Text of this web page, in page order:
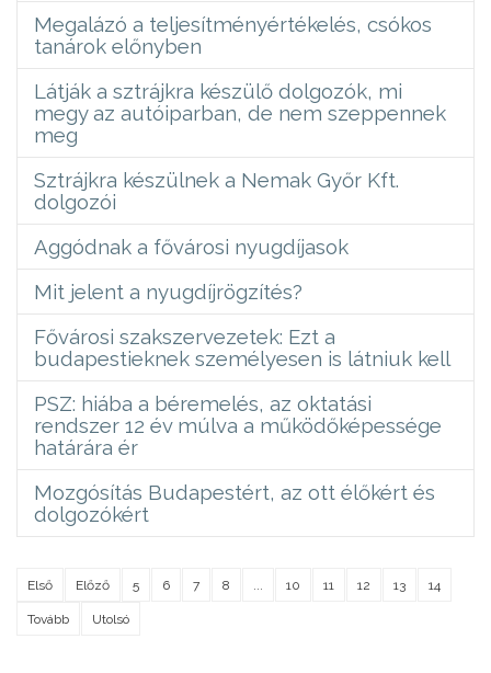
Megalázó a teljesítményértékelés, csókos
tanárok előnyben
Látják a sztrájkra készülő dolgozók, mi
megy az autóiparban, de nem szeppennek
meg
Sztrájkra készülnek a Nemak Győr Kft.
dolgozói
Aggódnak a fővárosi nyugdíjasok
Mit jelent a nyugdíjrögzítés?
Fővárosi szakszervezetek: Ezt a
budapestieknek személyesen is látniuk kell
PSZ: hiába a béremelés, az oktatási
rendszer 12 év múlva a működőképessége
határára ér
Mozgósítás Budapestért, az ott élőkért és
dolgozókért
Első Előző 5 6 7 8 10 11 12 13 14
Tovább Utolsó